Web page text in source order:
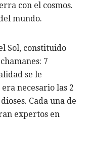
con el cosmos.
mundo.
Sol, constituido
7
se le
necesario las 2
Cada una de
expertos en